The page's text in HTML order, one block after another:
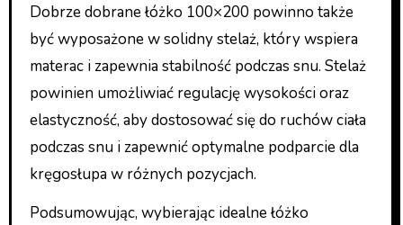
Dobrze dobrane łóżko 100×200 powinno także
być wyposażone w solidny stelaż, który wspiera
materac i zapewnia stabilność podczas snu. Stelaż
powinien umożliwiać regulację wysokości oraz
elastyczność, aby dostosować się do ruchów ciała
podczas snu i zapewnić optymalne podparcie dla
kręgosłupa w różnych pozycjach.
Podsumowując, wybierając idealne łóżko